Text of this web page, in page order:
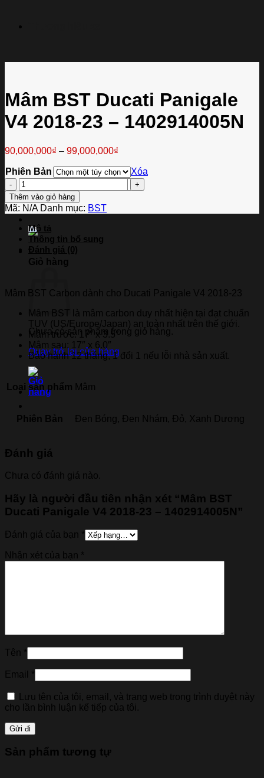
kiếm:
Giỏ hàng
Chưa có sản phẩm trong giỏ hàng.
Quay trở lại cửa hàng
Mâm BST Ducati Panigale
V4 2018-23 – 1402914005N
90,000,000₫ – 99,000,000₫
Phiên Bản
Xóa
Mâm
BST
Ducati
Panigale
V4
2018-
23
1402914005N
lượng
Thêm vào giỏ hàng
Mã: N/A Danh mục: BST
Mô tả
Thông tin bổ sung
Đánh giá (0)
Mâm BST Carbon dành cho Ducati Panigale V4 2018-23
Mâm BST là mâm carbon duy nhất hiện tại đạt chuẩn
TUV (US/Europe/Japan) an toàn nhất trên thế giới.
Mâm trước: 17″ x 3.5″
Mâm sau: 17″ x 6.0″
Bảo hành 12 tháng, 1 đổi 1 nếu lỗi nhà sản xuất.
Loại sản phẩm Mâm
Phiên Bản Đen Bóng, Đen Nhám, Đỏ, Xanh Dương
Đánh giá
Chưa có đánh giá nào.
Hãy là người đầu tiên nhận xét “Mâm BST
Ducati Panigale V4 2018-23 – 1402914005N”
Đánh giá của bạn *
Nhận xét của bạn *
Tên *
Email *
Lưu tên của tôi, email, và trang web trong trình duyệt này
cho lần bình luận kế tiếp của tôi.
Sản phẩm tương tự